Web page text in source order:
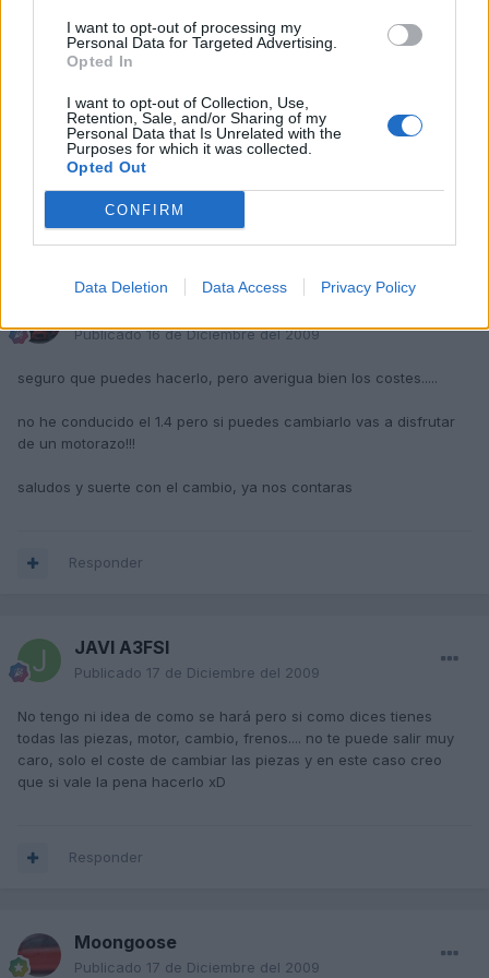
I want to opt-out of processing my
Personal Data for Targeted Advertising.
Opted In
I want to opt-out of Collection, Use,
Retention, Sale, and/or Sharing of my
Personal Data that Is Unrelated with the
Purposes for which it was collected.
Opted Out
CONFIRM
Data Deletion Data Access Privacy Policy
como un swap? que es eso...?jej
que tendria que cambiar?
gracias
swap significa cambio de motor. busca en google que verás
como encuentras información
Responder
Publicado16 de Diciembre del 2009
seguro que puedes hacerlo, pero averigua bien los costes.....
no he conducido el 1.4 pero si puedes cambiarlo vas a disfrutar
de un motorazo!!!
saludos y suerte con el cambio, ya nos contaras
Responder
JAVI A3FSI
Publicado 17 de Diciembre del 2009
No tengo ni idea de como se hará pero si como dices tienes
todas las piezas, motor, cambio, frenos.... no te puede salir muy
caro, solo el coste de cambiar las piezas y en este caso creo
que si vale la pena hacerlo xD
Responder
Moongoose
Publicado 17 de Diciembre del 2009